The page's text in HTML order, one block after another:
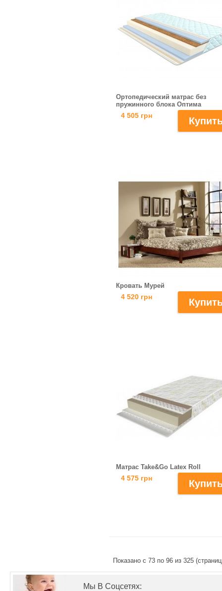
Ортопедический матраc без
пружинного блока Оптима
4 505 грн
Кровать Мурей
4 520 грн
Матрас Take&Go Latex Roll
4 575 грн
Показано с 73 по 96 из 325
Мы В Соцсетях: